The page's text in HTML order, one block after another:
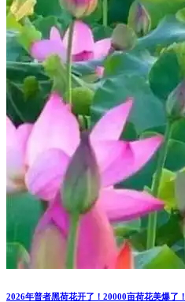
2026年普者黑荷花开了！20000亩荷花美爆了！